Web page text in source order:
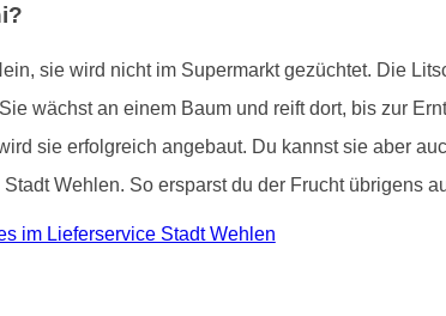
sie wird nicht im Supermarkt gezüchtet. Die
wächst an einem Baum und reift dort, bis zur
sie erfolgreich angebaut. Du kannst sie aber
Wehlen. So ersparst du der Frucht übrigens
im Lieferservice Stadt Wehlen